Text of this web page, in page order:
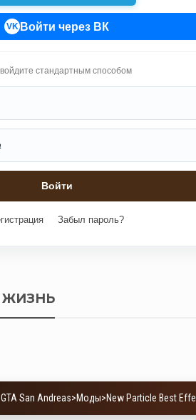
VK Войти через ВК
стандартным способом
Забыл пароль?
ЖИЗНЬ
GTA San Andreas>Моды>New Particle Best